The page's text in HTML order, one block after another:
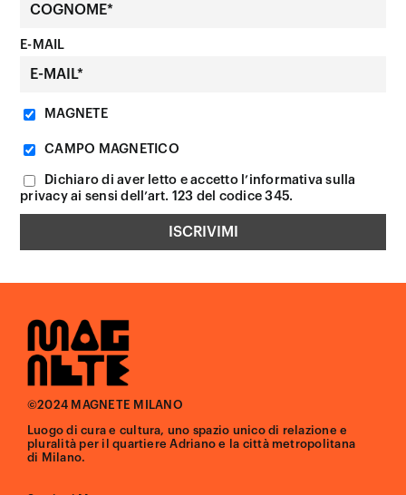
E-MAIL
MAGNETE
CAMPO MAGNETICO
Dichiaro di aver letto e accetto l’informativa sulla
privacy ai sensi dell’art. 123 del codice 345.
©2024 MAGNETE MILANO
Luogo di cura e cultura, uno spazio unico di relazione e
pluralità per il quartiere Adriano e la città metropolitana
di Milano.